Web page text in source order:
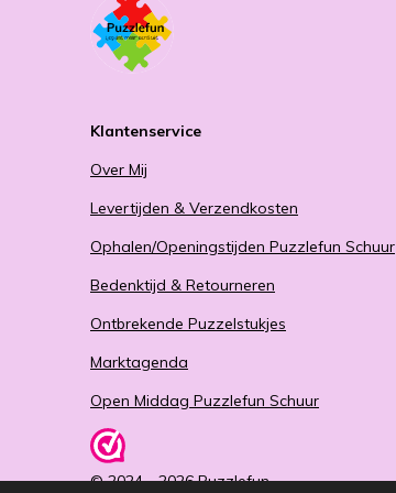
Klantenservice
Over Mij
Levertijden & Verzendkosten
Ophalen/Openingstijden Puzzlefun Schuur
Bedenktijd & Retourneren
Ontbrekende Puzzelstukjes
Marktagenda
Open Middag Puzzlefun Schuur
© 2024 - 2026 Puzzlefun